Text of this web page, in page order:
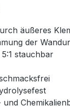
äußeres
der
stauchbar